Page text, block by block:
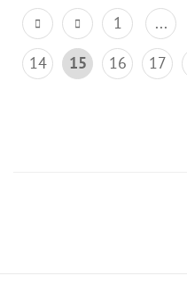
1 ...
14
15 16 17